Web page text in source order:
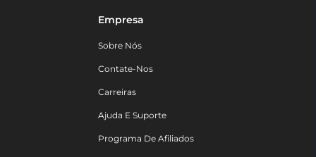
Empresa
Sobre Nós
Contate-Nos
Carreiras
Ajuda E Suporte
Programa De Afiliados